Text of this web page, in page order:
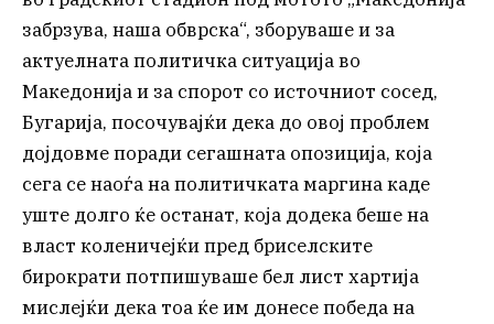
забрзува, наша обврска“, зборуваше и за
актуелната политичка ситуација во
Македонија и за спорот со источниот сосед,
Бугарија, посочувајќи дека до овој проблем
дојдовме поради сегашната опозиција, која
сега се наоѓа на политичката маргина каде
уште долго ќе останат, која додека беше на
власт коленичејќи пред бриселските
бирократи потпишуваше бел лист хартија
мислејќи дека тоа ќе им донесе победа на